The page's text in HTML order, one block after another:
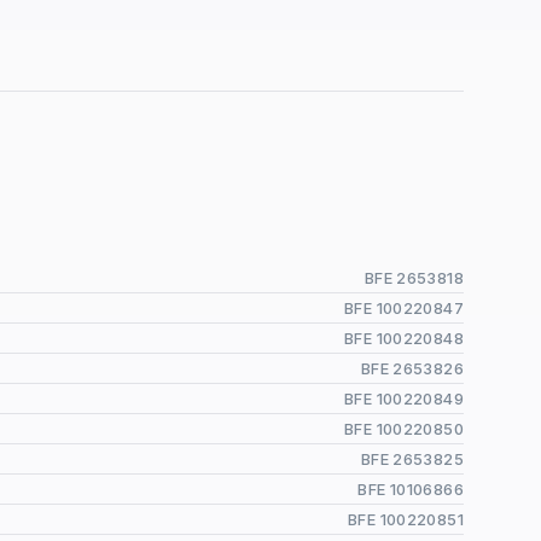
BFE 2653818
BFE 100220847
BFE 100220848
BFE 2653826
BFE 100220849
BFE 100220850
BFE 2653825
BFE 10106866
BFE 100220851